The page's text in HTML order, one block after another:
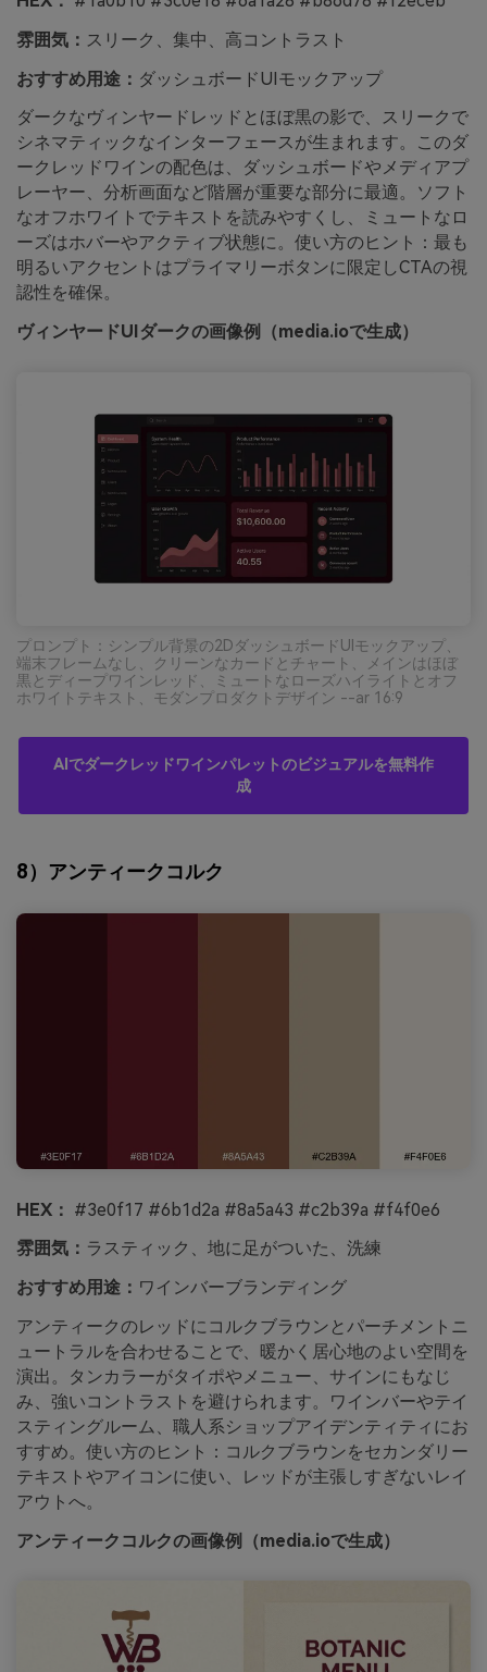
雰囲気： スリーク、集中、高コントラスト
おすすめ用途： ダッシュボードUIモックアップ
ダークなヴィンヤードレッドとほぼ黒の影で、スリークで
シネマティックなインターフェースが生まれます。このダ
ークレッドワインの配色は、ダッシュボードやメディアプ
レーヤー、分析画面など階層が重要な部分に最適。ソフト
なオフホワイトでテキストを読みやすくし、ミュートなロ
ーズはホバーやアクティブ状態に。使い方のヒント：最も
明るいアクセントはプライマリーボタンに限定しCTAの視
認性を確保。
ヴィンヤードUIダークの画像例（media.ioで生成）
プロンプト：シンプル背景の2DダッシュボードUIモックアップ、
端末フレームなし、クリーンなカードとチャート、メインはほぼ
黒とディープワインレッド、ミュートなローズハイライトとオフ
ホワイトテキスト、モダンプロダクトデザイン --ar 16:9
AIでダークレッドワインパレットのビジュアルを無料作
成
8）アンティークコルク
HEX： #3e0f17 #6b1d2a #8a5a43 #c2b39a #f4f0e6
雰囲気： ラスティック、地に足がついた、洗練
おすすめ用途： ワインバーブランディング
アンティークのレッドにコルクブラウンとパーチメントニ
ュートラルを合わせることで、暖かく居心地のよい空間を
演出。タンカラーがタイポやメニュー、サインにもなじ
み、強いコントラストを避けられます。ワインバーやテイ
スティングルーム、職人系ショップアイデンティティにお
すすめ。使い方のヒント：コルクブラウンをセカンダリー
テキストやアイコンに使い、レッドが主張しすぎないレイ
アウトへ。
アンティークコルクの画像例（media.ioで生成）